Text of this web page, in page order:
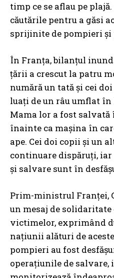
timp ce se aflau pe
căutările pentru a găsi
sprijinite de pompieri și
În Franța, bilanțul
țării a crescut la patru
numără un tată și cei
luați de un râu umflat în
Mama lor a fost
înainte ca mașina în
ape. Cei doi copii și un
continuare dispăruți,
și salvare sunt în
Prim-ministrul Franței,
un mesaj de
victimelor, exprimând
națiunii alături de
pompieri au fost
operațiunile de